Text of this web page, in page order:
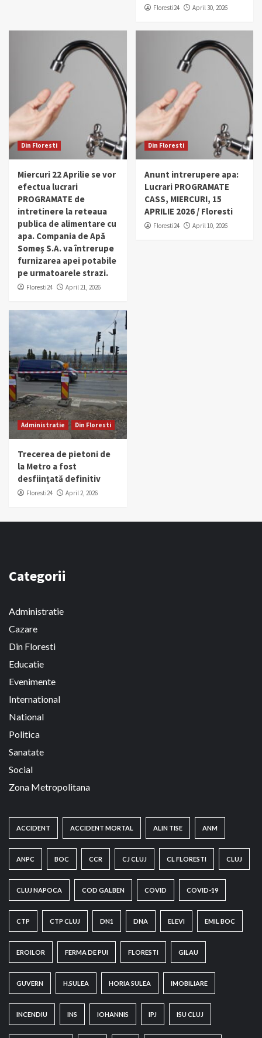
Floresti24 April 30, 2026
Din Floresti
Miercuri 22 Aprilie se vor
efectua lucrari
PROGRAMATE de
intretinere la reteaua
publica de alimentare cu
apa. Compania de Apă
Someș S.A. va întrerupe
furnizarea apei potabile
pe urmatoarele strazi.
Floresti24 April 21, 2026
Din Floresti
Anunt intrerupere apa:
Lucrari PROGRAMATE
CASS, MIERCURI, 15
APRILIE 2026 / Floresti
Floresti24 April 10, 2026
Administratie Din Floresti
Trecerea de pietoni de
la Metro a fost
desființată definitiv
Floresti24 April 2, 2026
Categorii
Administratie
Cazare
Din Floresti
Educatie
Evenimente
International
National
Politica
Sanatate
Social
Zona Metropolitana
ACCIDENT ACCIDENT MORTAL ALIN TISE ANM
ANPC BOC CCR CJ CLUJ CL FLORESTI CLUJ
CLUJ NAPOCA COD GALBEN COVID COVID-19
CTP CTP CLUJ DN1 DNA ELEVI EMIL BOC
EROILOR FERMA DE PUI FLORESTI GILAU
GUVERN H.SULEA HORIA SULEA IMOBILIARE
INCENDIU INS IOHANNIS IPJ ISU CLUJ